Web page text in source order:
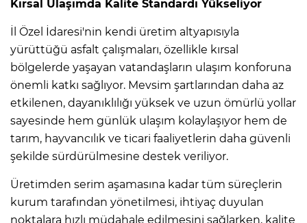
Kırsal Ulaşımda Kalite Standardı Yükseliyor
İl Özel İdaresi'nin kendi üretim altyapısıyla
yürüttüğü asfalt çalışmaları, özellikle kırsal
bölgelerde yaşayan vatandaşların ulaşım konforuna
önemli katkı sağlıyor. Mevsim şartlarından daha az
etkilenen, dayanıklılığı yüksek ve uzun ömürlü yollar
sayesinde hem günlük ulaşım kolaylaşıyor hem de
tarım, hayvancılık ve ticari faaliyetlerin daha güvenli
şekilde sürdürülmesine destek veriliyor.
Üretimden serim aşamasına kadar tüm süreçlerin
kurum tarafından yönetilmesi, ihtiyaç duyulan
noktalara hızlı müdahale edilmesini sağlarken, kalite